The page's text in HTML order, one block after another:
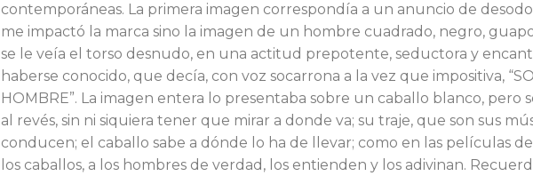
contemporáneas. La primera imagen correspondía a un anuncio de
me impactó la marca sino la imagen de un hombre cuadrado, negro,
se le veía el torso des­nudo, en una actitud prepotente, seduc­tora y
haberse conocido, que decía, con voz socarrona a la vez que impositiva,
HOMBRE”. La imagen entera lo presentaba sobre un caballo blanco, pero
al revés, sin ni siquiera tener que mirar a donde va; su traje, que son sus
conducen; el caballo sabe a dónde lo ha de llevar; como en las películas
los caballos, a los hombres de verdad, los entienden y los adivinan.